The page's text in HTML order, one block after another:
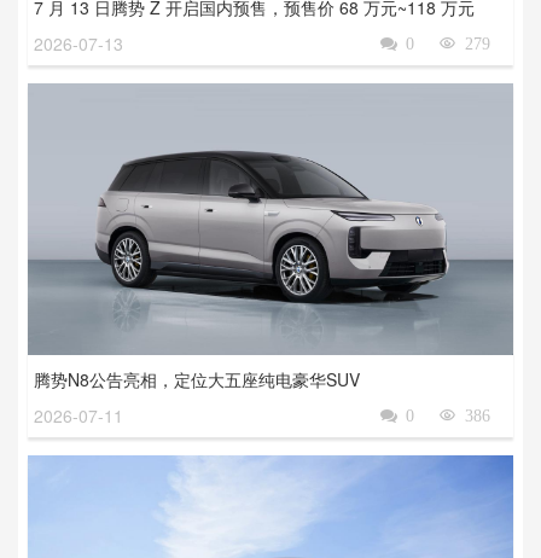
7 月 13 日腾势 Z 开启国内预售，预售价 68 万元~118 万元
2026-07-13
279

0

腾势N8公告亮相，定位大五座纯电豪华SUV
2026-07-11
386

0
